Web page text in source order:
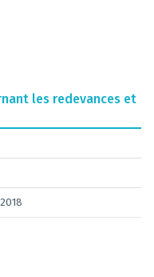
les redevances et